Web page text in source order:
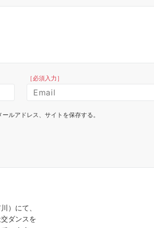
［必須入力］
ルアドレス、サイトを保存する。
）にて、
ダンスを